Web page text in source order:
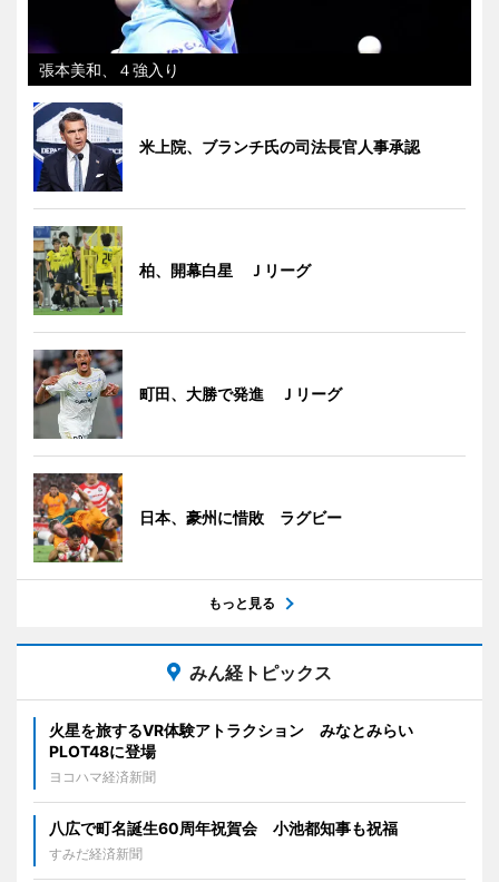
張本美和、４強入り
米上院、ブランチ氏の司法長官人事承認
柏、開幕白星 Ｊリーグ
町田、大勝で発進 Ｊリーグ
日本、豪州に惜敗 ラグビー
もっと見る
みん経トピックス
火星を旅するVR体験アトラクション みなとみらい
PLOT48に登場
ヨコハマ経済新聞
八広で町名誕生60周年祝賀会 小池都知事も祝福
すみだ経済新聞